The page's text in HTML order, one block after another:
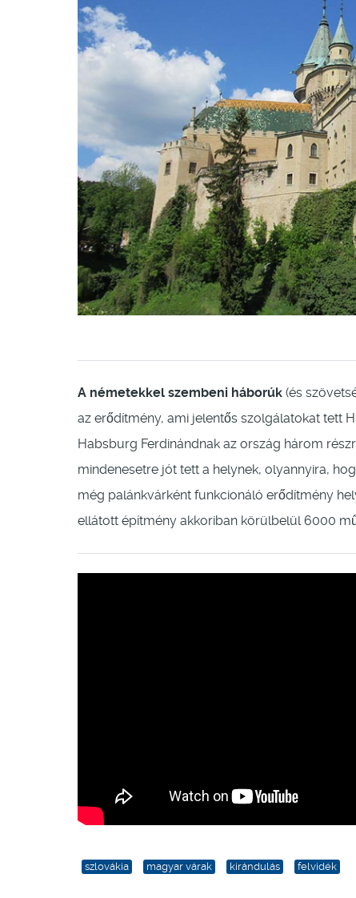
A németekkel szembeni háborúk (és
az erődítmény, ami jelentős szolgálatokat tett
Habsburg Ferdinándnak az ország három
mindenesetre jót tett a helynek, olyannyira,
még palánkvárként funkcionáló erődítmény
ellátott építmény akkoriban körülbelül 6000
szlovákia magyar várak kirándulás felvidék